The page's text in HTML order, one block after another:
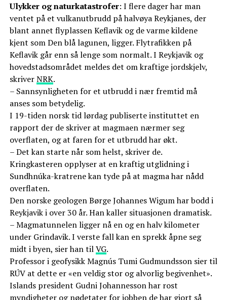
Ulykker og naturkatastrofer: I flere dager har man
ventet på et vulkanutbrudd på halvøya Reykjanes, der
blant annet flyplassen Keflavik og de varme kildene
kjent som Den blå lagunen, ligger. Flytrafikken på
Keflavik går enn så lenge som normalt. I Reykjavik og
hovedstadsområdet meldes det om kraftige jordskjelv,
skriverNRK.
– Sannsynligheten for et utbrudd i nær fremtid må
anses som betydelig.
I 19-tiden norsk tid lørdag publiserte instituttet en
rapport der de skriver at magmaen nærmer seg
overflaten, og at faren for et utbrudd har økt.
– Det kan starte når som helst, skriver de.
Kringkasteren opplyser at en kraftig utglidning i
Sundhnúka-kratrene kan tyde på at magma har nådd
overflaten.
Den norske geologen Børge Johannes Wigum har bodd i
Reykjavik i over 30 år. Han kaller situasjonen dramatisk.
– Magmatunnelen ligger nå en og en halv kilometer
under Grindavik. I verste fall kan en sprekk åpne seg
midt i byen, sier han tilVG.
Professor i geofysikk Magnús Tumi Gudmundsson sier til
RÚV at dette er «en veldig stor og alvorlig begivenhet».
Islands president Gudni Johannesson har rost
myndigheter og nødetater for jobben de har gjort så